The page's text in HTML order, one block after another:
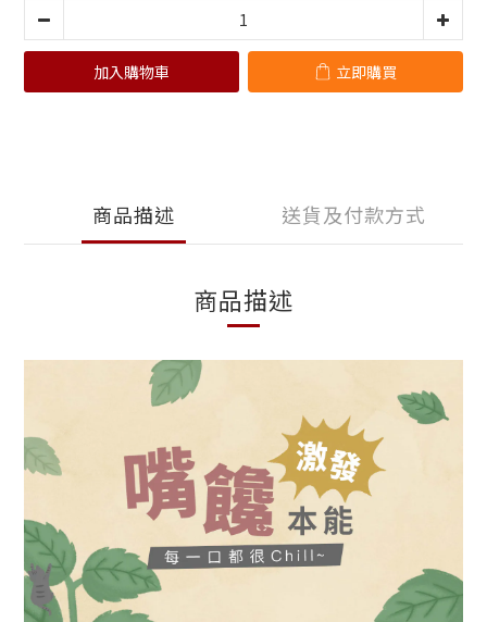
加入購物車 立即購買
商品描述 送貨及付款方式
商品描述